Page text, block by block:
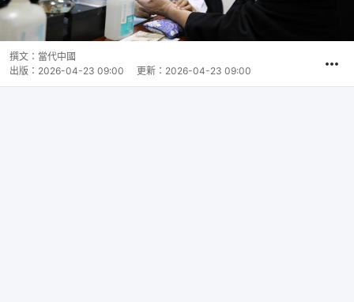
撰文： 當代中國
出版： 2026-04-23 09:00 更新： 2026-04-23 09:00